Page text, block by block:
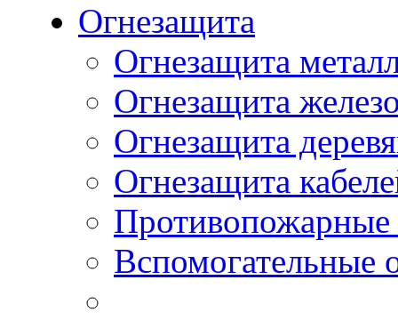
Огнезащита
Огнезащита
Огнезащита
Огнезащита
Огнезащита
Вспомогательные